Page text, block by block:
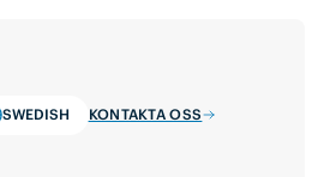
SWEDISH KONTAKTA OSS